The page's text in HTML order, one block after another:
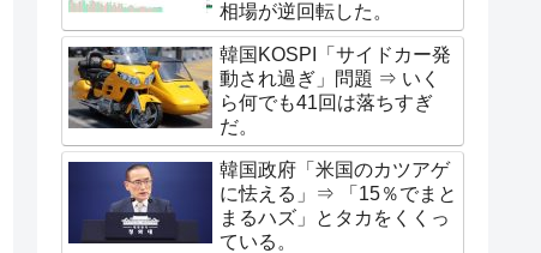
相場が逆回転した。
韓国KOSPI「サイドカー発
動され過ぎ」問題 ⇒ いく
ら何でも41回は落ちすぎ
だ。
韓国政府「米国のカツアゲ
に怯える」⇒ 「15％でまと
まるハズ」とタカをくくっ
ている。